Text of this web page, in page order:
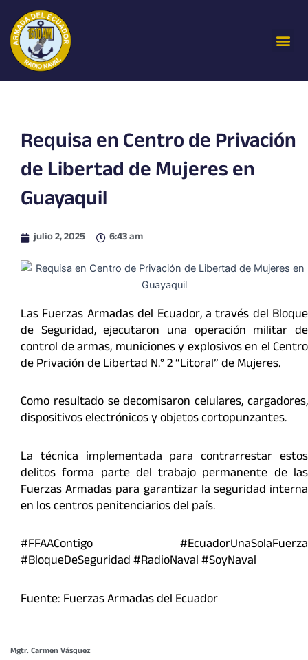
contenido
Requisa en Centro de Privación
de Libertad de Mujeres en
Guayaquil
julio 2, 2025 6:43 am
Las Fuerzas Armadas del Ecuador, a través del Bloque
de Seguridad, ejecutaron una operación militar de
control de armas, municiones y explosivos en el Centro
de Privación de Libertad N.° 2 “Litoral” de Mujeres.
Como resultado se decomisaron celulares, cargadores,
dispositivos electrónicos y objetos cortopunzantes.
La técnica implementada para contrarrestar estos
delitos forma parte del trabajo permanente de las
Fuerzas Armadas para garantizar la seguridad interna
en los centros penitenciarios del país.
#FFAAContigo #EcuadorUnaSolaFuerza
#BloqueDeSeguridad #RadioNaval #SoyNaval
Fuente: Fuerzas Armadas del Ecuador
Mgtr. Carmen Vásquez